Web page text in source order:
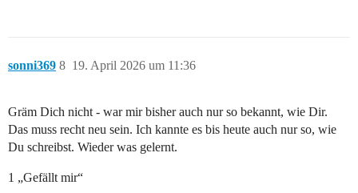
sonni369 19. April 2026 um 11:36
8
Gräm Dich nicht - war mir bisher auch nur so bekannt, wie Dir.
Das muss recht neu sein. Ich kannte es bis heute auch nur so, wie
Du schreibst. Wieder was gelernt.
1 „Gefällt mir“